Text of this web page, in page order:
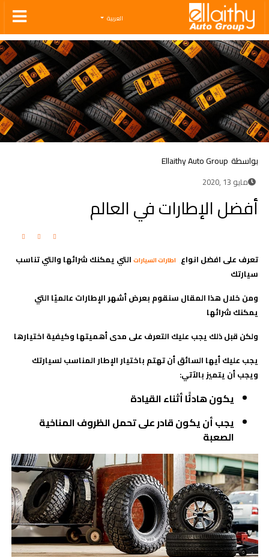
Ellaithy Auto Group
العربية
بواسطة Ellaithy Auto Group
مايو 13 ,2020
أفضل الإطارات في العالم
تعرف على افضل انواع اطارات السيارات التي يمكنك شرائها والتي تناسب
سيارتك
ومن خلال هذا المقال سنقوم بعرض أشهر الإطارات عالميًا التي
يمكنك شرائها
ولكن قبل ذلك يجب عليك التعرف على مدى أهميتها وكيفية اختيارها
يجب عليك أيها السائق أن تهتم باختيار الإطار المناسب لسيارتك
ويجب أن يتميز بالآتي:
يكون هادئًا أثناء القيادة
يجب أن يكون قادر على تحمل الظروف المناخية
الصعبة